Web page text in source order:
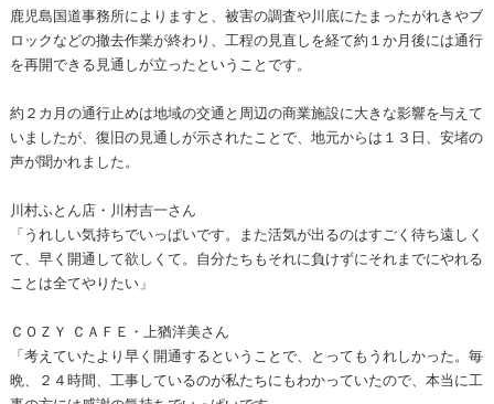
鹿児島国道事務所によりますと、被害の調査や川底にたまったがれきやブ
ロックなどの撤去作業が終わり、工程の見直しを経て約１か月後には通行
を再開できる見通しが立ったということです。
約２カ月の通行止めは地域の交通と周辺の商業施設に大きな影響を与えて
いましたが、復旧の見通しが示されたことで、地元からは１３日、安堵の
声が聞かれました。
川村ふとん店・川村吉一さん
「うれしい気持ちでいっぱいです。また活気が出るのはすごく待ち遠しく
て、早く開通して欲しくて。自分たちもそれに負けずにそれまでにやれる
ことは全てやりたい」
ＣＯＺＹ ＣＡＦＥ・上猶洋美さん
「考えていたより早く開通するということで、とってもうれしかった。毎
晩、２４時間、工事しているのが私たちにもわかっていたので、本当に工